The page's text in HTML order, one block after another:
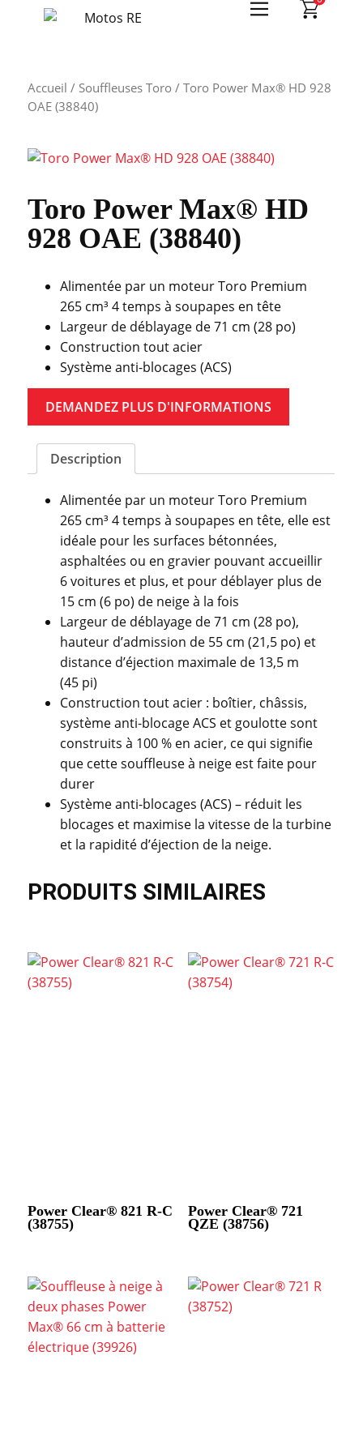
Accueil / Souffleuses Toro / Toro Power Max® HD 928
OAE (38840)
Toro Power Max® HD
928 OAE (38840)
Alimentée par un moteur Toro Premium
265 cm³ 4 temps à soupapes en tête
Largeur de déblayage de 71 cm (28 po)
Construction tout acier
Système anti-blocages (ACS)
DEMANDEZ PLUS D'INFORMATIONS
Description
Alimentée par un moteur Toro Premium
265 cm³ 4 temps à soupapes en tête, elle est
idéale pour les surfaces bétonnées,
asphaltées ou en gravier pouvant accueillir
6 voitures et plus, et pour déblayer plus de
15 cm (6 po) de neige à la fois
Largeur de déblayage de 71 cm (28 po),
hauteur d’admission de 55 cm (21,5 po) et
distance d’éjection maximale de 13,5 m
(45 pi)
Construction tout acier : boîtier, châssis,
système anti-blocage ACS et goulotte sont
construits à 100 % en acier, ce qui signifie
que cette souffleuse à neige est faite pour
durer
Système anti-blocages (ACS) – réduit les
blocages et maximise la vitesse de la turbine
et la rapidité d’éjection de la neige.
PRODUITS SIMILAIRES
Power Clear® 821 R-C
(38755)
Power Clear® 721
QZE (38756)